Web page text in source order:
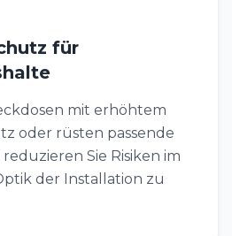
für
mit erhöhtem
oder rüsten passende
reduzieren Sie Risiken im
der Installation zu